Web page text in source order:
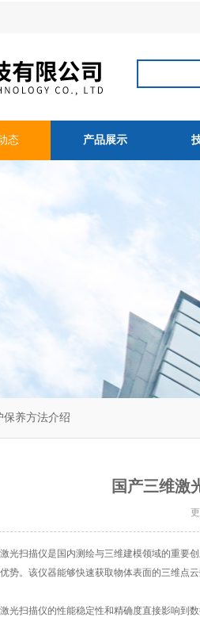
态 产品展示
保养方法介绍
国产三维激
扫描仪是国内测绘与三维建模领域的重要创
势。该仪器能够快速获取物体表面的三维点
光扫描仪的性能稳定性和精确度直接影响到